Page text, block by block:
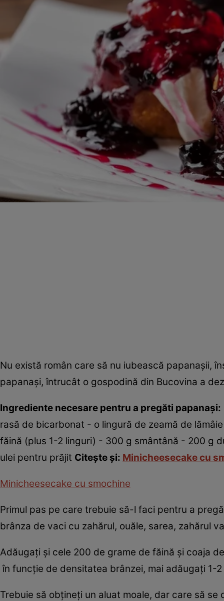
Nu există român care să nu iubească papanaşii,
papanaşi, întrucât o gospodină din Bucovina a
Ingrediente necesare pentru a pregăti papanaşi:
rasă de bicarbonat - o lingură de zeamă de
făină (plus 1-2 linguri) - 300 g smântână - 200 g
ulei pentru prăjit Citeşte şi: Minicheesecake cu
Minicheesecake cu smochine
Primul pas pe care trebuie să-l faci pentru a
brânza de vaci cu zahărul, ouăle, sarea, zahărul
Adăugaţi şi cele 200 de grame de făină şi coaja
în funcţie de densitatea brânzei, mai adăugaţi 1-
Trebuie să obţineţi un aluat moale, dar care să